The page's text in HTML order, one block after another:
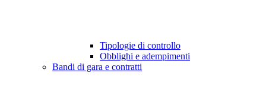
Tipologie di controllo
Obblighi e adempimenti
Bandi di gara e contratti